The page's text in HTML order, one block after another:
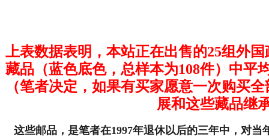
上表数据表明，本站正在出售的25组外
藏品（蓝色底色，总样本为108件）中平
（笔者决定，如果有买家愿意一次购买
展和这些藏品继
这些邮品，是笔者在1997年退休以后的三年中，对